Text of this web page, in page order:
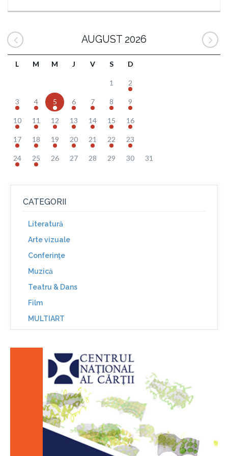
AUGUST 2026
L M M J V S D
1 2
3 4 5 6 7 8 9
10 11 12 13 14 15 16
17 18 19 20 21 22 23
24 25 26 27 28 29 30 31
CATEGORII
Literatură
Arte vizuale
Conferinţe
Muzică
Teatru & Dans
Film
MULTIART